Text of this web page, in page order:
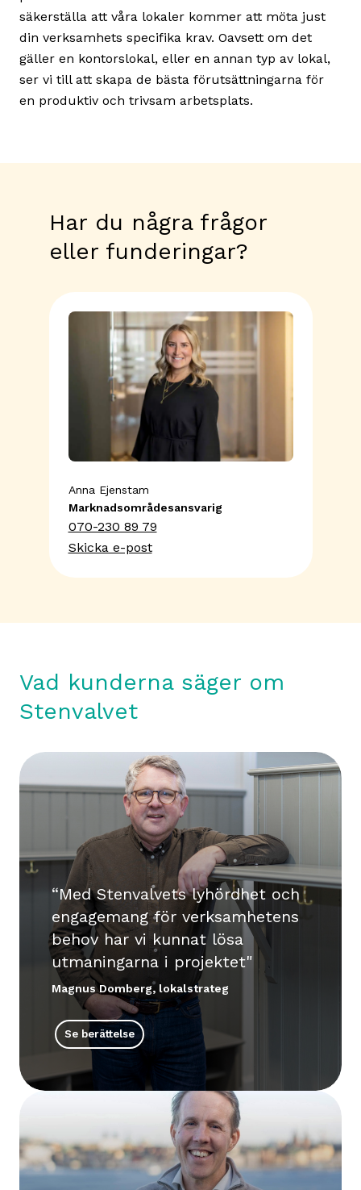
säkerställa att våra lokaler kommer att möta just
din verksamhets specifika krav. Oavsett om det
gäller en kontorslokal, eller en annan typ av lokal,
ser vi till att skapa de bästa förutsättningarna för
en produktiv och trivsam arbetsplats.
Har du några frågor
eller funderingar?
Anna Ejenstam
Marknadsområdes­ansvarig
070-230 89 79
Skicka e-post
Vad kunderna säger om
Stenvalvet
Med Stenvalvets lyhördhet och
engagemang för verksamhetens
behov har vi kunnat lösa
utmaningarna i projektet
Magnus Domberg, lokalstrateg
Se berättelse